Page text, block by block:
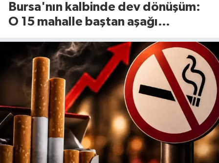
Bursa'nın kalbinde dev dönüşüm:
O 15 mahalle baştan aşağı